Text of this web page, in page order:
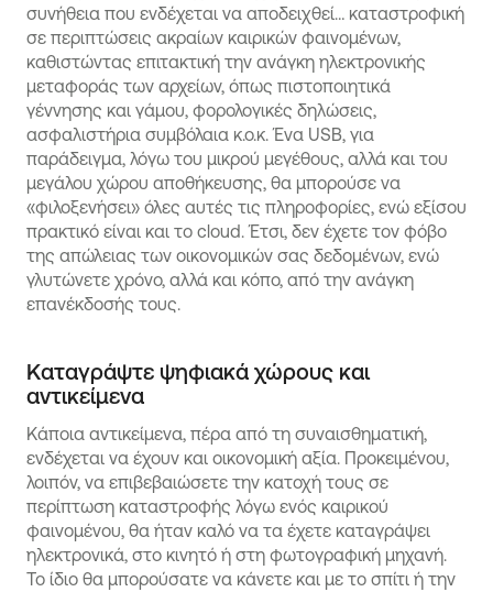
συνήθεια που ενδέχεται να αποδειχθεί… καταστροφική
σε περιπτώσεις ακραίων καιρικών φαινομένων,
καθιστώντας επιτακτική την ανάγκη ηλεκτρονικής
μεταφοράς των αρχείων, όπως πιστοποιητικά
γέννησης και γάμου, φορολογικές δηλώσεις,
ασφαλιστήρια συμβόλαια κ.ο.κ. Ένα USB, για
παράδειγμα, λόγω του μικρού μεγέθους, αλλά και του
μεγάλου χώρου αποθήκευσης, θα μπορούσε να
«φιλοξενήσει» όλες αυτές τις πληροφορίες, ενώ εξίσου
πρακτικό είναι και το cloud. Έτσι, δεν έχετε τον φόβο
της απώλειας των οικονομικών σας δεδομένων, ενώ
γλυτώνετε χρόνο, αλλά και κόπο, από την ανάγκη
επανέκδοσής τους.
Καταγράψτε ψηφιακά χώρους και
αντικείμενα
Κάποια αντικείμενα, πέρα από τη συναισθηματική,
ενδέχεται να έχουν και οικονομική αξία. Προκειμένου,
λοιπόν, να επιβεβαιώσετε την κατοχή τους σε
περίπτωση καταστροφής λόγω ενός καιρικού
φαινομένου, θα ήταν καλό να τα έχετε καταγράψει
ηλεκτρονικά, στο κινητό ή στη φωτογραφική μηχανή.
Το ίδιο θα μπορούσατε να κάνετε και με το σπίτι ή την